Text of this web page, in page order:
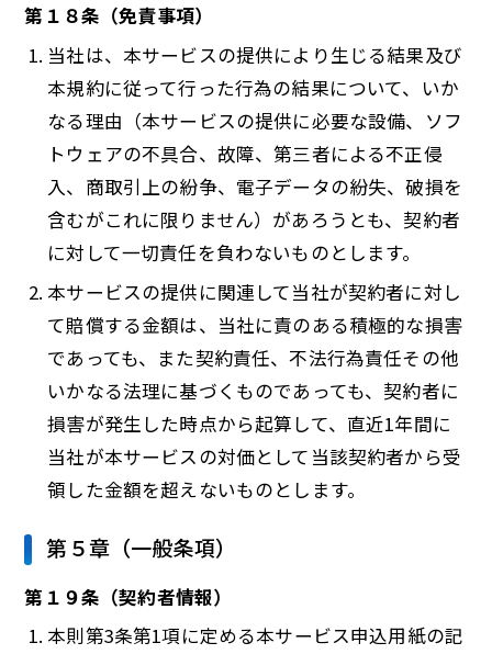
第１８条（免責事項）
当社は、本サービスの提供により生じる結果及び
本規約に従って行った行為の結果について、いか
なる理由（本サービスの提供に必要な設備、ソフ
トウェアの不具合、故障、第三者による不正侵
入、商取引上の紛争、電子データの紛失、破損を
含むがこれに限りません）があろうとも、契約者
に対して一切責任を負わないものとします。
本サービスの提供に関連して当社が契約者に対し
て賠償する金額は、当社に責のある積極的な損害
であっても、また契約責任、不法行為責任その他
いかなる法理に基づくものであっても、契約者に
損害が発生した時点から起算して、直近1年間に
当社が本サービスの対価として当該契約者から受
領した金額を超えないものとします。
第５章（一般条項）
第１９条（契約者情報）
本則第3条第1項に定める本サービス申込用紙の記